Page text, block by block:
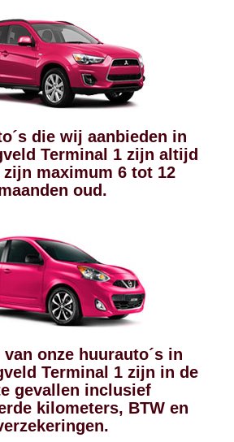
die wij aanbieden in
Terminal 1 zijn altijd
zijn maximum 6 tot 12
oud.
onze huurauto´s in
Terminal 1 zijn in de
gevallen inclusief
kilometers, BTW en